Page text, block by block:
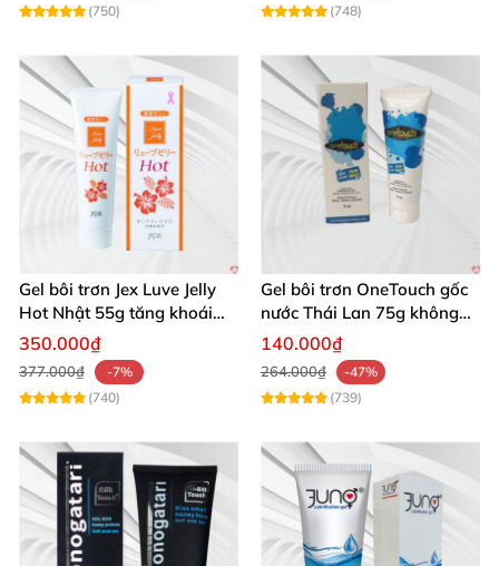
(750)
(748)
Gel bôi trơn Jex Luve Jelly
Hot Nhật 55g tăng khoái
cảm nữ giới
350.000₫
377.000₫
-7%
(740)
Gel bôi trơn OneTouch gốc
nước Thái Lan 75g không
gây kích ứng
140.000₫
264.000₫
-47%
(739)